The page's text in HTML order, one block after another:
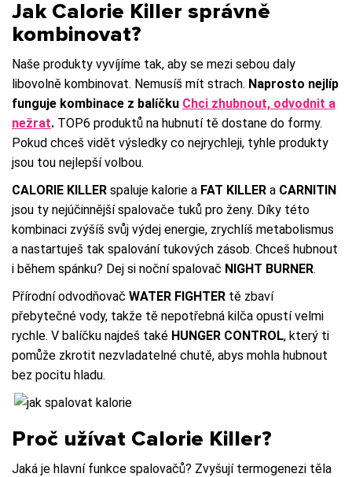
Jak Calorie Killer správně
kombinovat?
Naše produkty vyvíjíme tak, aby se mezi sebou daly
libovolně kombinovat. Nemusíš mít strach. Naprosto nejlíp
funguje kombinace z balíčku Chci zhubnout, odvodnit a
nežrat. TOP6 produktů na hubnutí tě dostane do formy.
Pokud chceš vidět výsledky co nejrychleji, tyhle produkty
jsou tou nejlepší volbou.
CALORIE KILLER spaluje kalorie a FAT KILLER a CARNITIN
jsou ty nejúčinnější spalovače tuků pro ženy. Díky této
kombinaci zvýšíš svůj výdej energie, zrychlíš metabolismus
a nastartuješ tak spalování tukových zásob. Chceš hubnout
i během spánku? Dej si noční spalovač NIGHT BURNER.
Přírodní odvodňovač WATER FIGHTER tě zbaví
přebytečné vody, takže tě nepotřebná kilča opustí velmi
rychle. V balíčku najdeš také HUNGER CONTROL, který ti
pomůže zkrotit nezvladatelné chutě, abys mohla hubnout
bez pocitu hladu.
Proč užívat Calorie Killer?
Jaká je hlavní funkce spalovačů? Zvyšují termogenezi těla